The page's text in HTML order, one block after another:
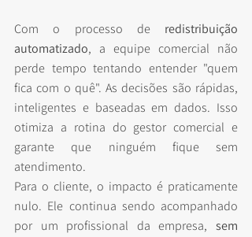
Com o processo de redistribuição
automatizado, a equipe comercial não
perde tempo tentando entender "quem
fica com o quê". As decisões são rápidas,
inteligentes e baseadas em dados. Isso
otimiza a rotina do gestor comercial e
garante que ninguém fique sem
atendimento.
Para o cliente, o impacto é praticamente
nulo. Ele continua sendo acompanhado
por um profissional da empresa, sem